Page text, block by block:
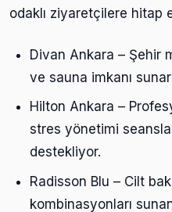
odaklı ziyaretçilere hitap
Divan Ankara – Şehir
ve sauna imkanı
Hilton Ankara –
stres yönetimi
destekliyor.
Radisson Blu – Cilt
kombinasyonları